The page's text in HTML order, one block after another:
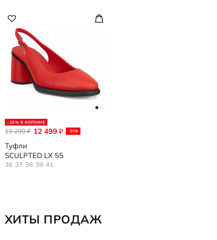
-15% В КОРЗИНЕ
12 499 ₽ -35%
19 290₽
Туфли
SCULPTED LX 55
36 37 38 39 41
ХИТЫ ПРОДАЖ